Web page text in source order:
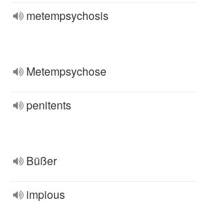
metempsychosis
Metempsychose
penitents
Büßer
impious